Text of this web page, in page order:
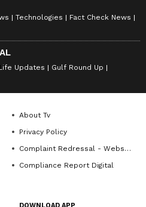
Technologies
Fact Check News
Updates
Gulf Round Up
About Tv
Privacy Policy
Complaint Redressal - Website
Compliance Report Digital
DOWNLOAD APP